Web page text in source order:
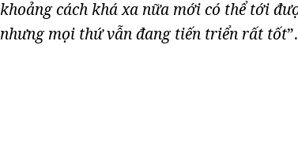
khoảng cách khá xa nữa mới có thể tới
nhưng mọi thứ vẫn đang tiến triển rất tốt”.